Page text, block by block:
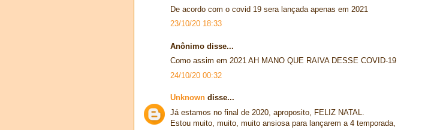
De acordo com o covid 19 sera lançada apenas em 2021
23/10/20 18:33
Anônimo disse...
Como assim em 2021 AH MANO QUE RAIVA DESSE COVID-19
24/10/20 00:32
Unknown disse...
Já estamos no final de 2020, aproposito, FELIZ NATAL.
Estou muito, muito, muito ansiosa para lançarem a 4 temporada,